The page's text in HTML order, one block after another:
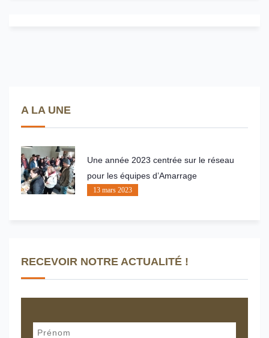
A LA UNE
Une année 2023 centrée sur le réseau
pour les équipes d’Amarrage
13 mars 2023
RECEVOIR NOTRE ACTUALITÉ !